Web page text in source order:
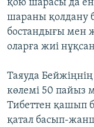
қою шарасы да
шараны қолдану
бостандығы мен
оларға жиі нұқсан
Таяуда
көлемі 50 пайыз
Тибеттен қашып
қатал басып-